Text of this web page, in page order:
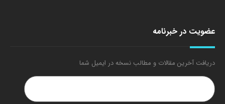
عضویت در خبرنامه
دریافت آخرین مقالات و مطالب نسخه در ایمیل شما